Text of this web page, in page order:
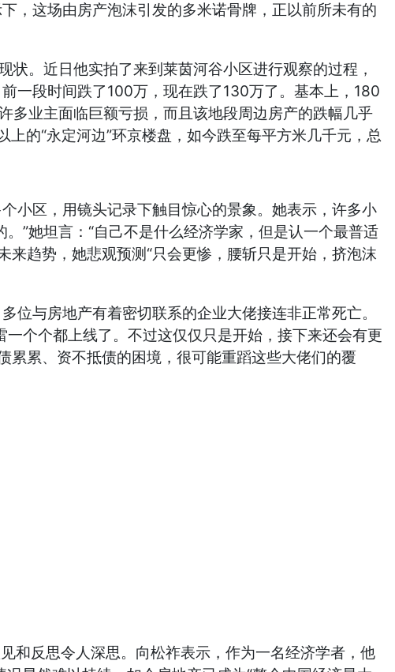
，这场由房产泡沫引发的多米诺骨牌，正以前所未有的
状。近日他实拍了来到莱茵河谷小区进行观察的过程，
一段时间跌了100万，现在跌了130万了。基本上，180
多业主面临巨额亏损，而且该地段周边房产的跌幅几乎
的“永定河边”环京楼盘，如今跌至每平方米几千元，总
小区，用镜头记录下触目惊心的景象。她表示，许多小
”她坦言：“自己不是什么经济学家，但是认一个最普适
趋势，她悲观预测“只会更惨，腰斩只是开始，挤泡沫
位与房地产有着密切联系的企业大佬接连非正常死亡。
个个都上线了。不过这仅仅只是开始，接下来还会有更
累累、资不抵债的困境，很可能重蹈这些大佬们的覆
和反思令人深思。向松祚表示，作为一名经济学者，他